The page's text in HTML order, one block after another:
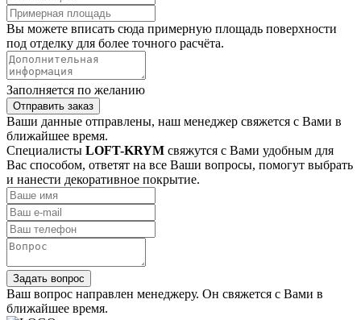
Вы можете вписать сюда примерную площадь поверхности
под отделку для более точного расчёта.
Заполняется по желанию
Отправить заказ
Ваши данные отправлены, наш менеджер свяжется с Вами в
ближайшее время.
Специалисты LOFT-KRYM свяжутся с Вами удобным для
Вас способом, ответят на все Ваши вопросы, помогут выбрать
и нанести декоративное покрытие.
Задать вопрос
Ваш вопрос направлен менеджеру. Он свяжется с Вами в
ближайшее время.